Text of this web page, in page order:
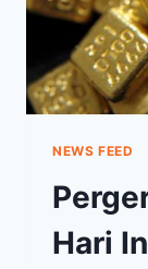
NEWS FEED
Hari